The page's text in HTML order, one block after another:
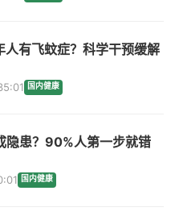
有飞蚊症？科学干预缓解
国内健康
隐患？90%人第一步就错
国内健康